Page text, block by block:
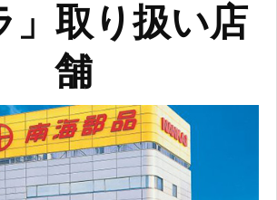
」取り扱い店
舗